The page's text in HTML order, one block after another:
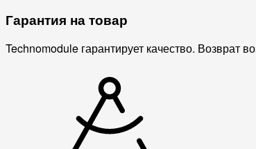
Гарантия на товар
Technomodule гарантирует качество. Возврат